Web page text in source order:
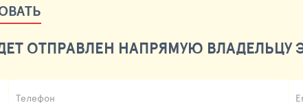
ОТПРАВЛЕН НАПРЯМУЮ ВЛАДЕЛЬЦУ
Телефон